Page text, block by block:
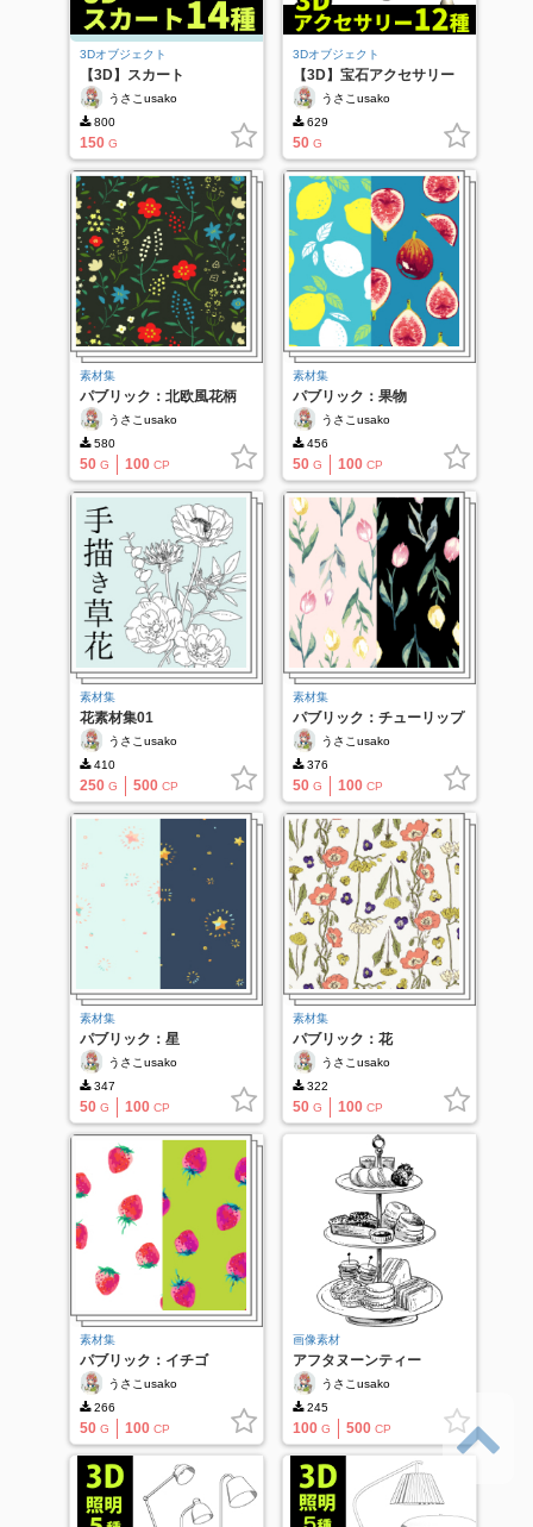
3Dオブジェクト
【3D】スカート
うさこusako
800
150 G
3Dオブジェクト
【3D】宝石アクセサリー
うさこusako
629
50 G
素材集
パブリック：北欧風花柄
うさこusako
580
50 G 100 CP
素材集
パブリック：果物
うさこusako
456
50 G 100 CP
素材集
花素材集01
うさこusako
410
250 G 500 CP
素材集
パブリック：チューリップ
うさこusako
376
50 G 100 CP
素材集
パブリック：星
うさこusako
347
50 G 100 CP
素材集
パブリック：花
うさこusako
322
50 G 100 CP
素材集
パブリック：イチゴ
うさこusako
266
50 G 100 CP
画像素材
アフタヌーンティー
うさこusako
245
100 G 500 CP